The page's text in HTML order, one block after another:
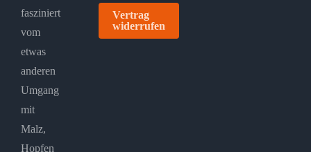
fasziniert
vom
etwas
anderen
Umgang
mit
Malz,
Hopfen
Vertrag
widerrufen